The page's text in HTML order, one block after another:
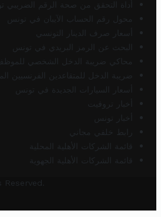
أداة التحقق من صحة الرقم الضريبي
محول رقم الحساب الآيبان في تونس
أسعار صرف الدينار التونسي
البحث عن الرمز البريدي في تونس
محاكي ضريبة الدخل الشخصي للموظف/
ضريبة الدخل للمتقاعدين الفرنسيين
أسعار السيارات الجديدة في تونس
أخبار تروفيت
أخبار تونس
رابط خلفي مجاني
قائمة الشركات الأهلية المحلية
قائمة الشركات الأهلية الجهوية